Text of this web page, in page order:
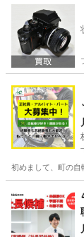
初めまして、町の自